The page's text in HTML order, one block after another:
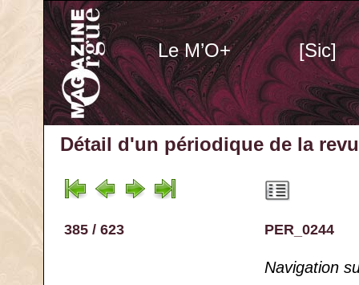
Le M’O+ [Sic]
Détail d'un périodique de la
385 / 623 PER_0244
Navigation